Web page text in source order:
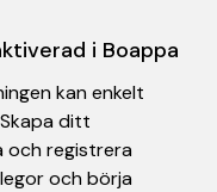
i Boappa
kan enkelt
ditt
och registrera
och börja